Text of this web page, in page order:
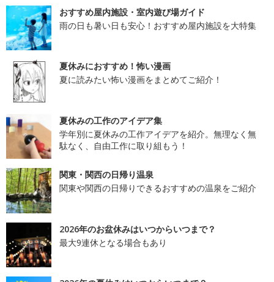
おすすめ屋内施設・室内遊び場ガイド
雨の日も暑い日も安心！おすすめ屋内施設を大特集
夏休みにおすすめ！怖い漫画
夏に読みたい怖い漫画をまとめてご紹介！
夏休みの工作のアイデア集
学年別に夏休みの工作アイデアを紹介。無理なく無
駄なく、自由工作に取り組もう！
関東・関西の日帰り温泉
関東や関西の日帰りできるおすすめの温泉をご紹介
2026年のお盆休みはいつからいつまで？
最大9連休となる場合もあり